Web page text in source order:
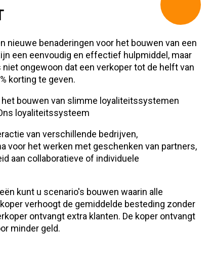
nieuwe benaderingen voor het bouwen van een
een eenvoudig en effectief hulpmiddel, maar
ongewoon dat een verkoper tot de helft van
korting te geven.
bouwen van slimme loyaliteitssystemen
loyaliteitssysteem
van verschillende bedrijven,
voor het werken met geschenken van partners,
aan collaboratieve of individuele
kunt u scenario's bouwen waarin alle
verhoogt de gemiddelde besteding zonder
ontvangt extra klanten. De koper ontvangt
minder geld.